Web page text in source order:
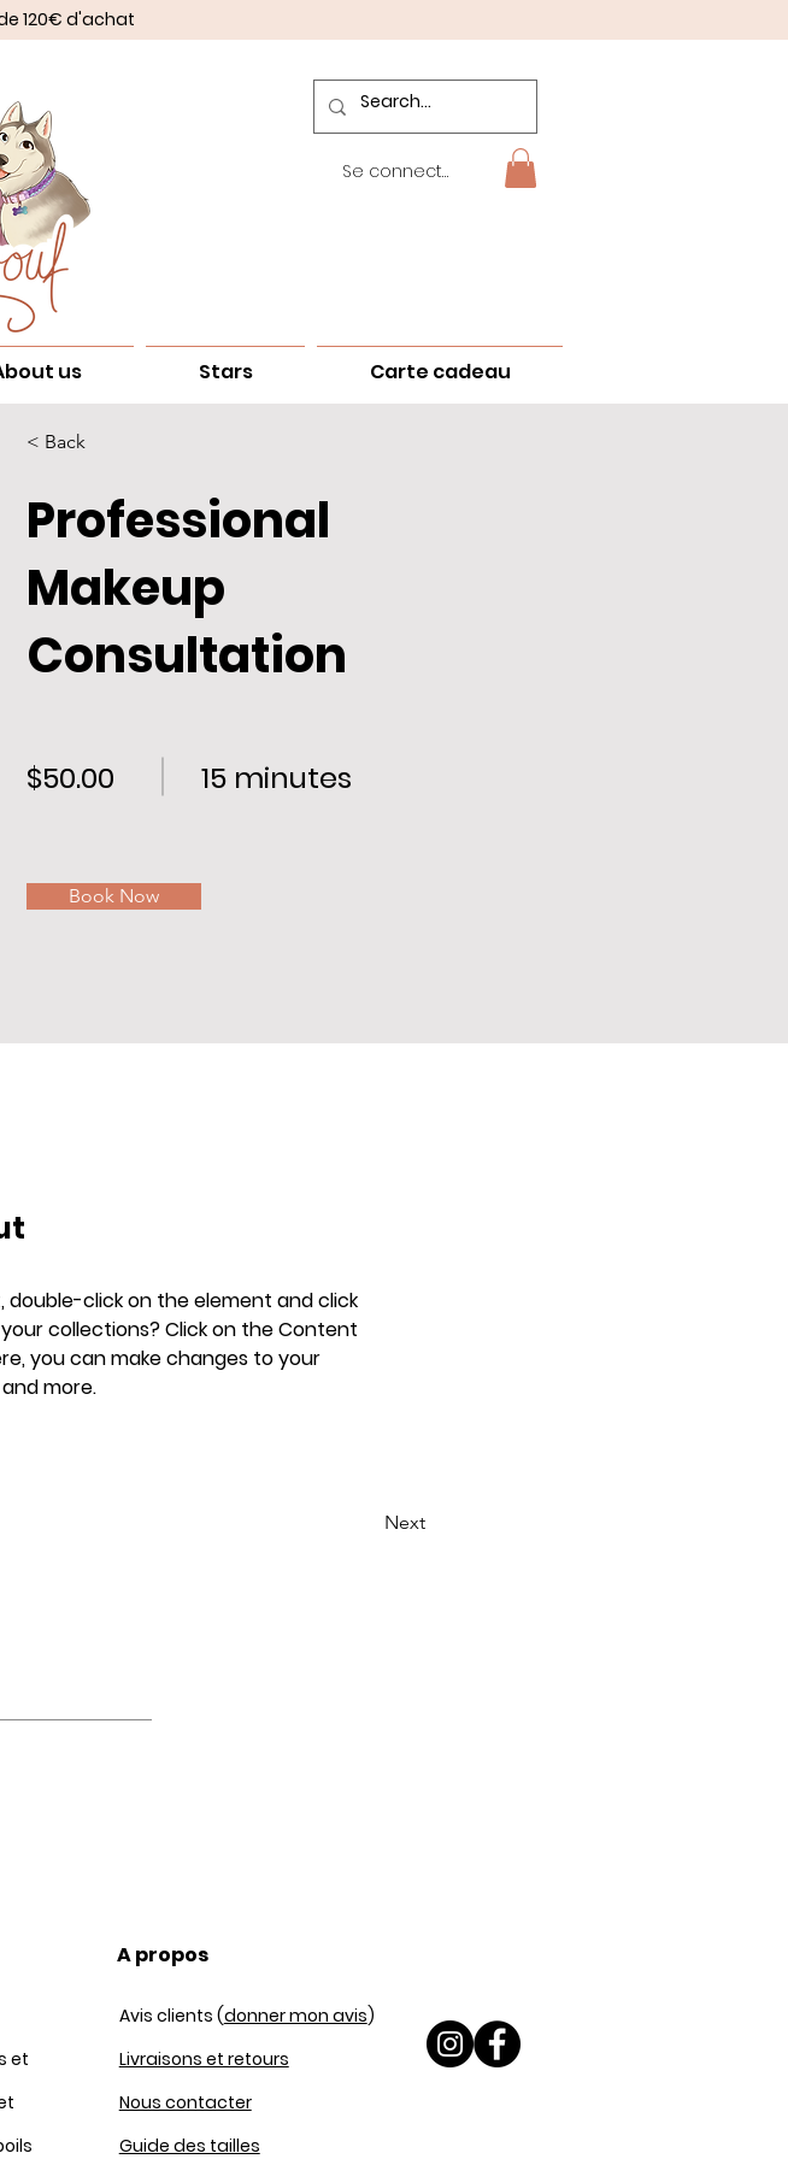
120€ d'achat
Se connecter
us Stars Carte cadeau
< Back
Professional
Makeup
Consultation
$50.00 15 minutes
Book Now
click on the element and click
collections? Click on the Content
you can make changes to your
more.
Next
et
A propos
Avis clients (donner mon avis)
Livraisons et retours
Nous contacter
Guide des tailles